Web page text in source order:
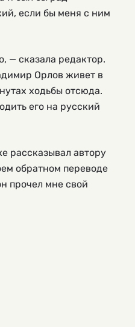
если бы меня с ним
— сказала редактор.
Орлов живет в
ходьбы отсюда.
его на русский
рассказывал автору
обратном переводе
прочел мне свой